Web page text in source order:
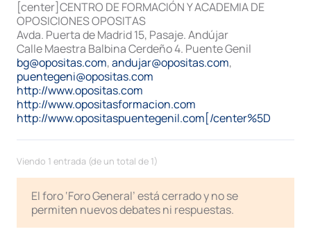
[center]CENTRO DE FORMACIÓN Y ACADEMIA DE
OPOSICIONES OPOSITAS
Avda. Puerta de Madrid 15, Pasaje. Andújar
Calle Maestra Balbina Cerdeño 4. Puente Genil
bg@opositas.com,andujar@opositas.com,
puentegeni@opositas.com
http://www.opositas.com
http://www.opositasformacion.com
http://www.opositaspuentegenil.com[/center%5D
Viendo 1 entrada (de un total de 1)
El foro ‘Foro General’ está cerrado y no se
permiten nuevos debates ni respuestas.